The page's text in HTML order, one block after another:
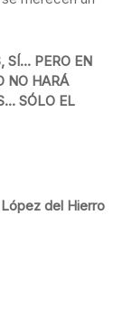
SÍ… PERO EN
NO HARÁ
SÓLO EL
del Hierro